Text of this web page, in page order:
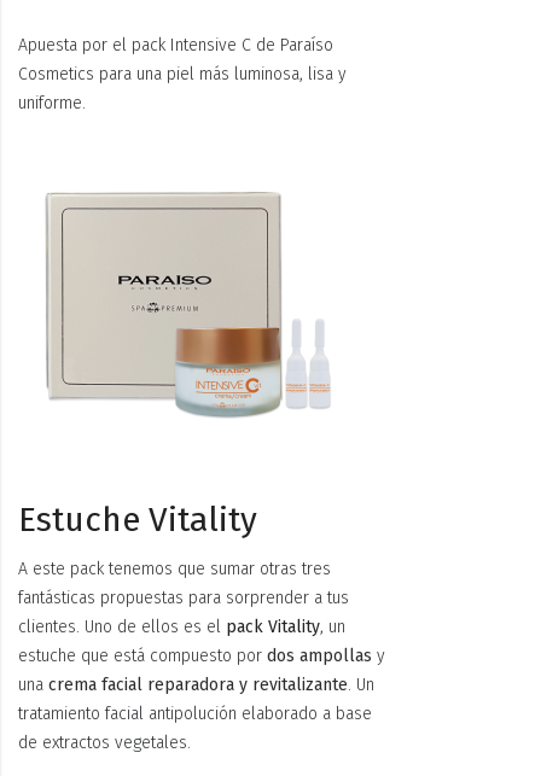
Apuesta por el pack Intensive C de Paraíso
Cosmetics para una piel más luminosa, lisa y
uniforme.
Estuche Vitality
A este pack tenemos que sumar otras tres
fantásticas propuestas para sorprender a tus
clientes. Uno de ellos es el pack Vitality, un
estuche que está compuesto por dos ampollas y
una crema facial reparadora y revitalizante. Un
tratamiento facial antipolución elaborado a base
de extractos vegetales.